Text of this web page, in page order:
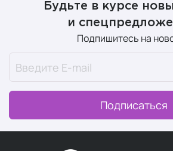
Будьте в курсе
и
Подпишитесь на
Подписаться